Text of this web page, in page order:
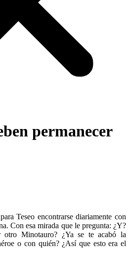
permanecer
Teseo encontrarse diariamente con
Con esa mirada que le pregunta: ¿Y?
otro Minotauro? ¿Ya se te acabó la
o con quién? ¿Así que esto era el